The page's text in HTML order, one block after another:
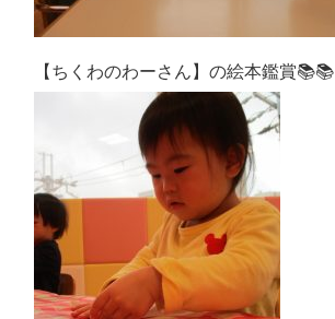
【ちくわのわーさん】の絵本鑑賞📚📚